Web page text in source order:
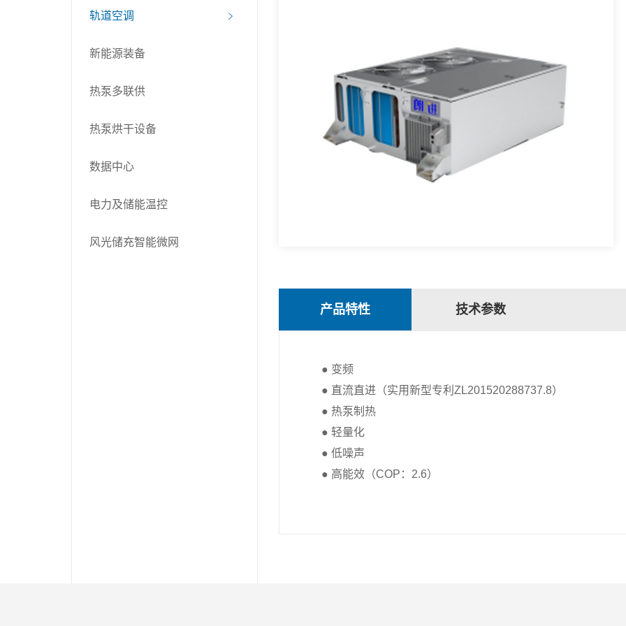
轨道空调
新能源装备
热泵多联供
热泵烘干设备
数据中心
电力及储能温控
风光储充智能微网
产品特性 技术参数
● 变频
● 直流直进（实用新型专利ZL201520288737.8）
● 热泵制热
● 轻量化
● 低噪声
● 高能效（COP：2.6）